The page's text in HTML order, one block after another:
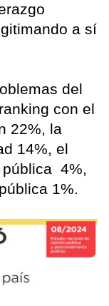
a sí
del
con el
22%, la
14%, el
pública 4%,
1%.